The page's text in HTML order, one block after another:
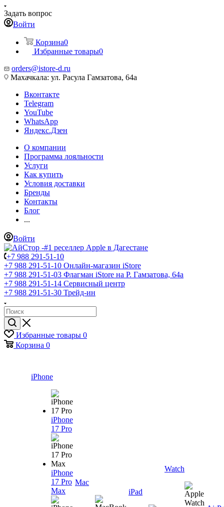
Задать вопрос
Войти
Корзина0
Избранные товары0
orders@istore-d.ru
Махачкала: ул. Расула Гамзатова, 64а
Вконтакте
Telegram
YouTube
WhatsApp
Яндекс.Дзен
О компании
Программа лояльности
Услуги
Как купить
Условия доставки
Бренды
Контакты
Блог
...
Войти
+7 988 291-51-10
+7 988 291-51-10 Онлайн-магазин iStore
+7 988 291-51-03 Флагман iStore на Р. Гамзатова, 64а
+7 988 291-51-14 Сервисный центр
+7 988 291-51-30 Трейд-ин
Избранные товары 0
Корзина 0
iPhone
iPhone
17 Pro
iPhone
17 Pro
Max
Mac
iPad
Watch